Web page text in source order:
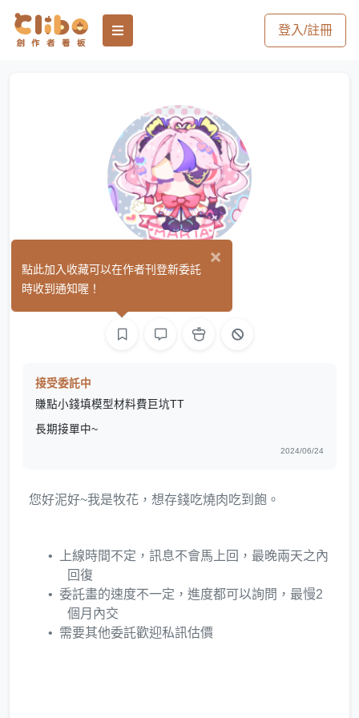
登入/註冊
牧花 (0)
接受委託中
賺點小錢填模型材料費巨坑TT
長期接單中~
2024/06/24
您好泥好~我是牧花，想存錢吃燒肉吃到飽。
上線時間不定，訊息不會馬上回，最晚兩天之內
回復
委託畫的速度不一定，進度都可以詢問，最慢2
個月內交
需要其他委託歡迎私訊估價
×
點此加入收藏可以在作者刊登新委託
時收到通知喔！